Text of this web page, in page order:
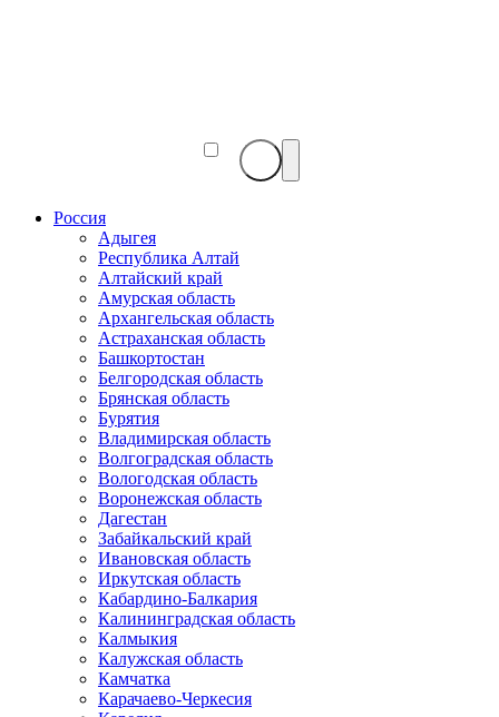
Россия
Адыгея
Республика Алтай
Алтайский край
Амурская область
Архангельская область
Астраханская область
Башкортостан
Белгородская область
Брянская область
Бурятия
Владимирская область
Волгоградская область
Вологодская область
Воронежская область
Дагестан
Забайкальский край
Ивановская область
Иркутская область
Кабардино-Балкария
Калининградская область
Калмыкия
Калужская область
Камчатка
Карачаево-Черкесия